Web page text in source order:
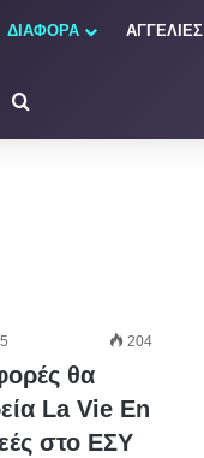
ΔΙΑΦΟΡΑ ΑΓΓΕΛΙΕΣ
Switch skin
204
θα
La Vie En
στο ΕΣΥ